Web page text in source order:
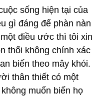
sống hiện tại của
gì đáng để phàn nàn
điều ước thì tôi xin
thổi không chính xác
biến theo mây khói.
thân thiết có một
muốn biến họ